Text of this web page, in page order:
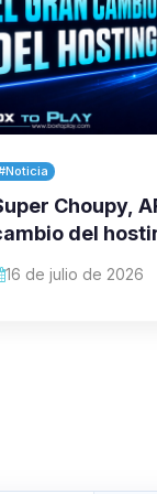
Choupy,
del
16 de julio de 2026